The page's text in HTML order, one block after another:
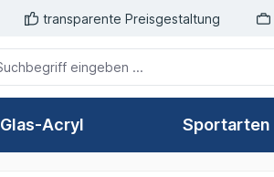
transparente Preisgestaltung
Glas-Acryl Sportarten